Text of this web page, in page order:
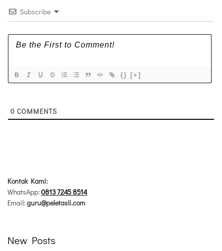
Subscribe
{} [+]
0 COMMENTS
Kontak Kami:
WhatsApp:0813 7245 8514
Email:guru@peletasli.com
New Posts